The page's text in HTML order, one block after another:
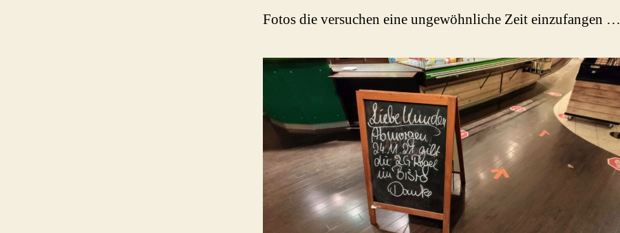
Fotos die versuchen eine ungewöhnliche Zeit einzufangen …